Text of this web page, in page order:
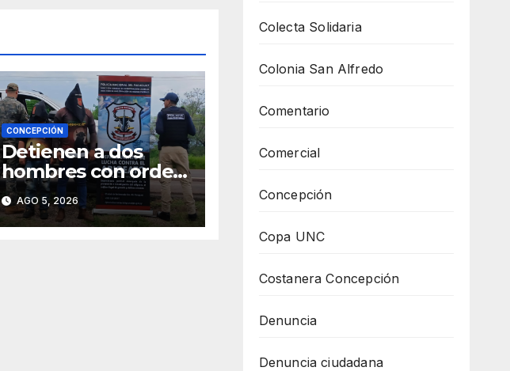
CONCEPCIÓN
Detienen a dos
hombres con orden
de captura por un
caso de abigeato
AGO 5, 2026
Colecta Solidaria
Colonia San Alfredo
Comentario
Comercial
Concepción
Copa UNC
Costanera Concepción
Denuncia
Denuncia ciudadana